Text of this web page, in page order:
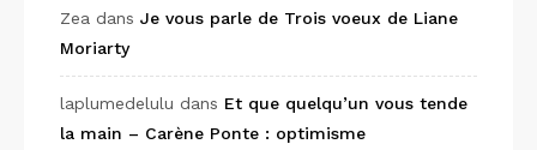
Zea dans Je vous parle de Trois voeux de Liane
Moriarty
laplumedelulu dans Et que quelqu’un vous tende
la main – Carène Ponte : optimisme